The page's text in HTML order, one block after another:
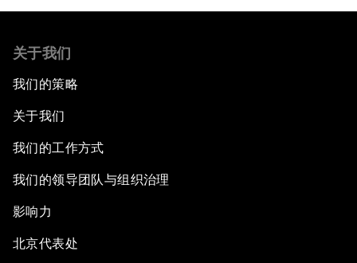
关于我们
我们的策略
关于我们
我们的工作方式
我们的领导团队与组织治理
影响力
北京代表处